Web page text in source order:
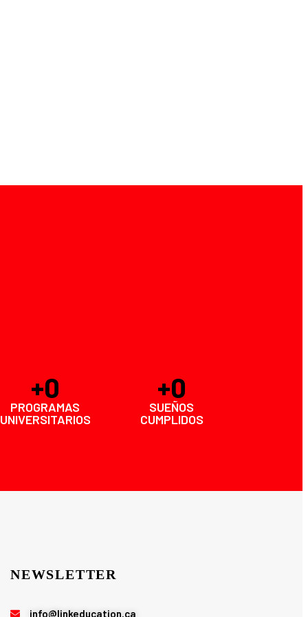
PROGRAMAS
UNIVERSITARIOS
+0
SUEÑOS
CUMPLIDOS
+0
NEWSLETTER
info@linkeducation.ca